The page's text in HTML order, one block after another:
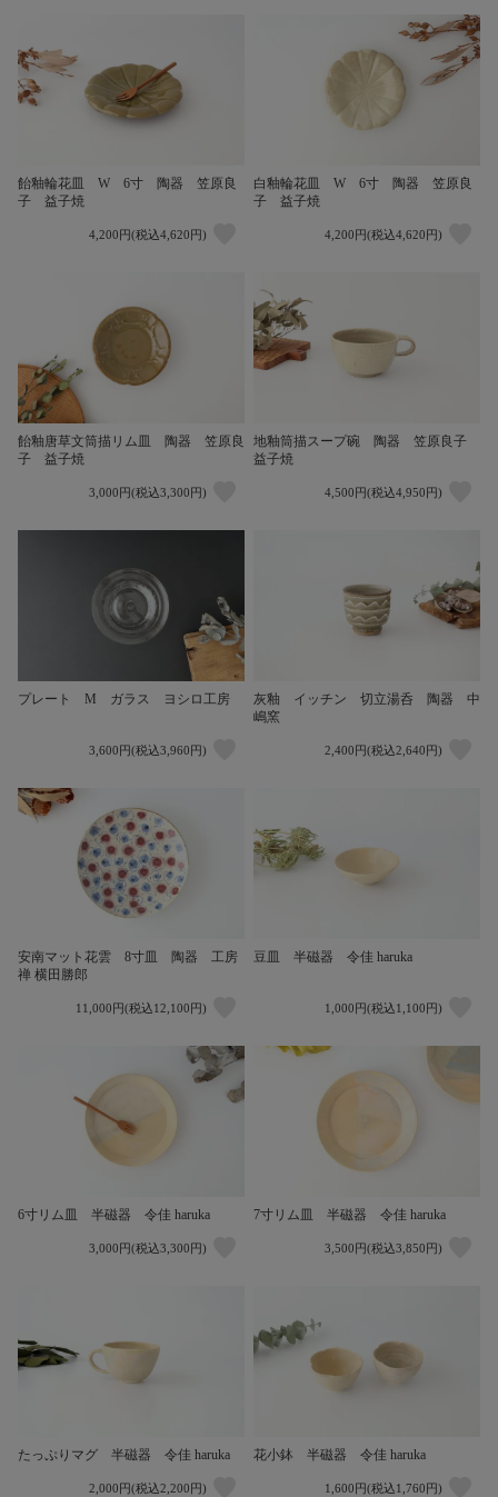
飴釉輪花皿 W 6寸 陶器 笠原良
子 益子焼
4,200円(税込4,620円)
白釉輪花皿 W 6寸 陶器 笠原良
子 益子焼
4,200円(税込4,620円)
飴釉唐草文筒描リム皿 陶器 笠原良
子 益子焼
3,000円(税込3,300円)
地釉筒描スープ碗 陶器 笠原良子
益子焼
4,500円(税込4,950円)
プレート M ガラス ヨシロ工房
3,600円(税込3,960円)
灰釉 イッチン 切立湯呑 陶器 中
嶋窯
2,400円(税込2,640円)
安南マット花雲 8寸皿 陶器 工房
禅 横田勝郎
11,000円(税込12,100円)
豆皿 半磁器 令佳 haruka
1,000円(税込1,100円)
6寸リム皿 半磁器 令佳 haruka
3,000円(税込3,300円)
7寸リム皿 半磁器 令佳 haruka
3,500円(税込3,850円)
たっぷりマグ 半磁器 令佳 haruka
2,000円(税込2,200円)
花小鉢 半磁器 令佳 haruka
1,600円(税込1,760円)